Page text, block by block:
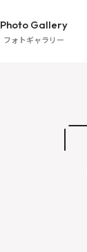
Photo Gallery
フォトギャラリー